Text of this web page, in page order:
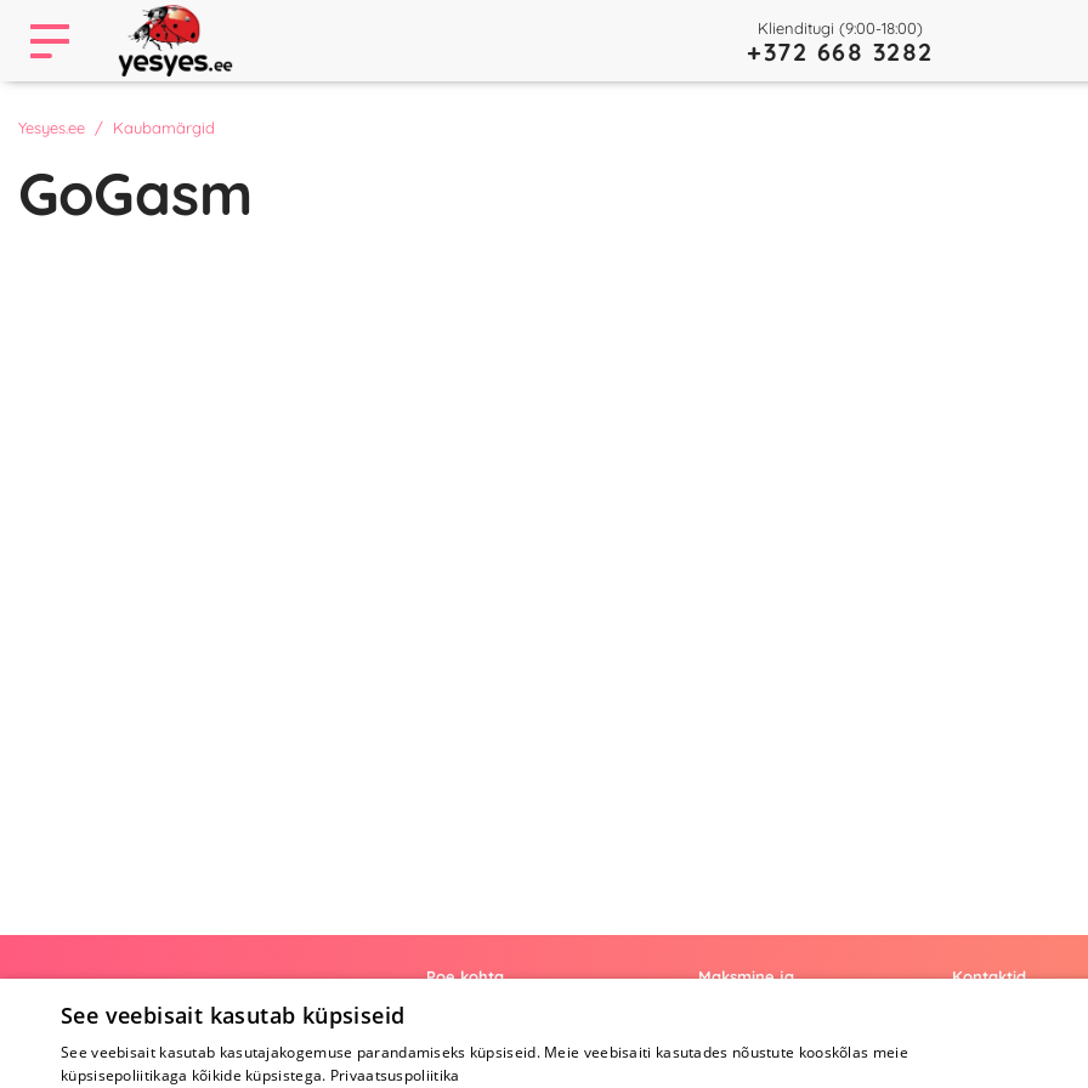
Klienditugi (9:00-18:00)
+372 668 3282
Yesyes.ee Kaubamärgid
GoGasm
Poe kohta
Koostöö
Tagasiside
Maksmine ja
Maksmine ja
Kontaktid
See veebisait kasutab küpsiseid
See veebisait kasutab kasutajakogemuse parandamiseks küpsiseid. Meie veebisaiti kasutades nõustute kooskõlas meie
küpsisepoliitikaga kõikide küpsistega. Privaatsuspoliitika